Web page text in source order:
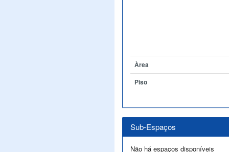
Àrea
Piso
Sub-Espaços
Não há espaços disponíveis